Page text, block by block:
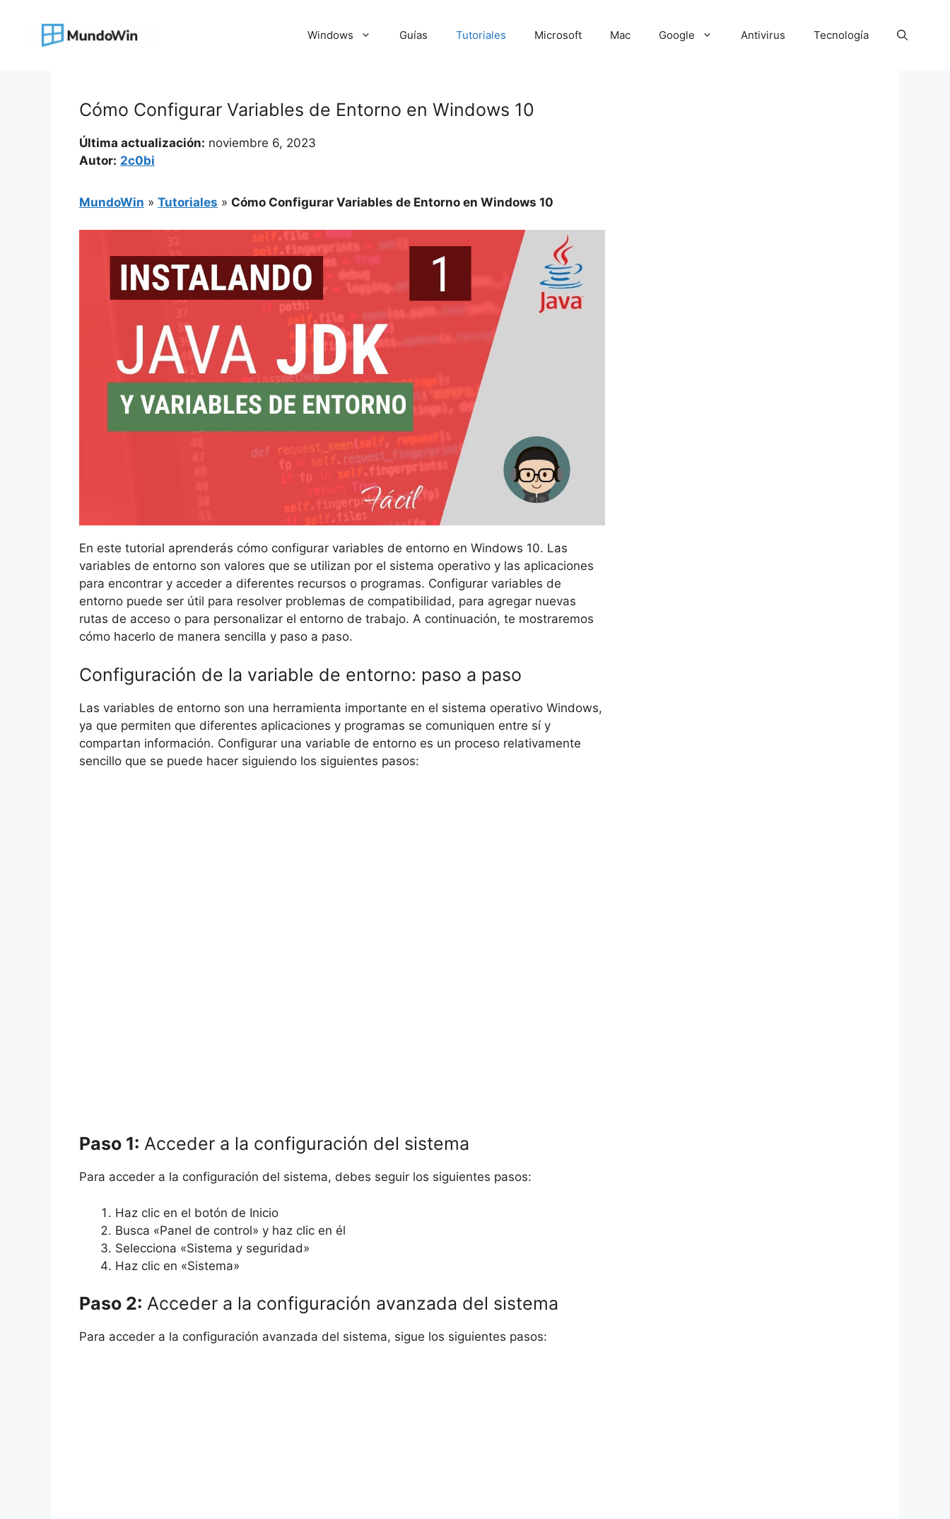
contenido
Windows Guías Tutoriales Microsoft Mac Google Antivirus Tecnología
Cómo Configurar Variables de Entorno en Windows 10
Última actualización: noviembre 6, 2023
Autor: 2c0bi
MundoWin » Tutoriales » Cómo Configurar Variables de Entorno en Windows 10
En este tutorial aprenderás cómo configurar variables de entorno en Windows 10. Las
variables de entorno son valores que se utilizan por el sistema operativo y las aplicaciones
para encontrar y acceder a diferentes recursos o programas. Configurar variables de
entorno puede ser útil para resolver problemas de compatibilidad, para agregar nuevas
rutas de acceso o para personalizar el entorno de trabajo. A continuación, te mostraremos
cómo hacerlo de manera sencilla y paso a paso.
Configuración de la variable de entorno: paso a paso
Las variables de entorno son una herramienta importante en el sistema operativo Windows,
ya que permiten que diferentes aplicaciones y programas se comuniquen entre sí y
compartan información. Configurar una variable de entorno es un proceso relativamente
sencillo que se puede hacer siguiendo los siguientes pasos:
Paso 1: Acceder a la configuración del sistema
Para acceder a la configuración del sistema, debes seguir los siguientes pasos:
Haz clic en el botón de Inicio
Busca «Panel de control» y haz clic en él
Selecciona «Sistema y seguridad»
Haz clic en «Sistema»
Paso 2: Acceder a la configuración avanzada del sistema
Para acceder a la configuración avanzada del sistema, sigue los siguientes pasos: